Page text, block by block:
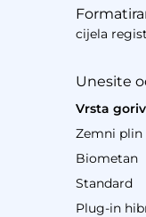
cijela
Unesite
Vrsta
Zemni plin
Biometan
Standard
Plug-in